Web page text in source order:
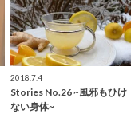
2018.7.4
Stories No.26 ~風邪もひけ
ない身体~